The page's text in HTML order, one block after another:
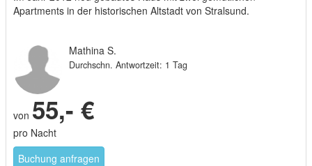
Apartments in der historischen Altstadt von Stralsund.
Mathina S.
Durchschn. Antwortzeit: 1 Tag
von 55,- €
pro Nacht
Buchung anfragen